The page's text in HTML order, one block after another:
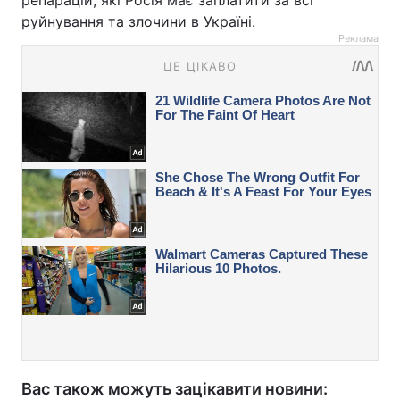
руйнування та злочини в Україні.
Реклама
Вас також можуть зацікавити новини: